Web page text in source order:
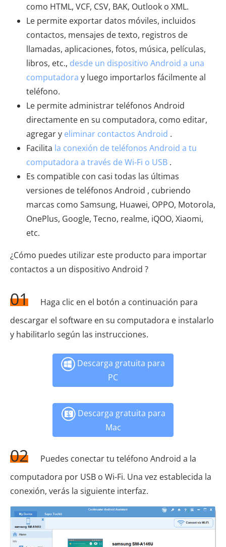
como HTML, VCF, CSV, BAK, Outlook o XML.
Le permite exportar datos móviles, incluidos
contactos, mensajes de texto, registros de
llamadas, aplicaciones, fotos, música, películas,
libros, etc., desde un dispositivo Android a una
computadora y luego importarlos fácilmente al
teléfono.
Le permite administrar teléfonos Android
directamente en su computadora, como editar,
agregar y eliminar contactos Android .
Facilita la conexión de teléfonos Android a tu
computadora a través de Wi-Fi o USB .
Es compatible con casi todas las últimas
versiones de teléfonos Android , cubriendo
marcas como Samsung, Huawei, OPPO, Motorola,
OnePlus, Google, Tecno, realme, iQOO, Xiaomi,
etc.
¿Cómo puedes utilizar este producto para importar
contactos a un dispositivo Android ?
01
Haga clic en el botón a continuación para
descargar el software en su computadora e instalarlo
y habilitarlo según las instrucciones.
Descarga gratuita para
PC
Descarga gratuita para
Mac
02
Puedes conectar tu teléfono Android a la
computadora por USB o Wi-Fi. Una vez establecida la
conexión, verás la siguiente interfaz.